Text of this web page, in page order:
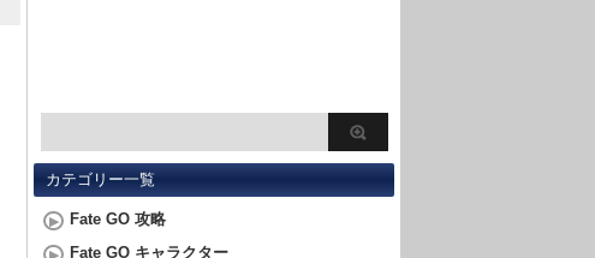
カテゴリー一覧
Fate GO 攻略
Fate GO キャラクター